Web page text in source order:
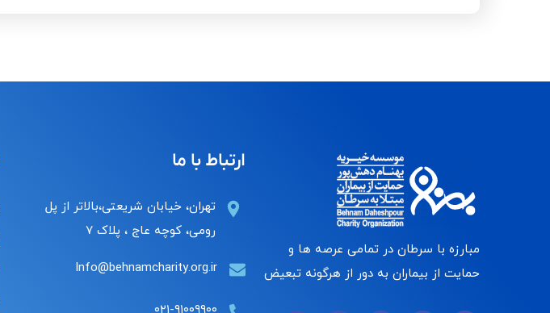
مبارزه با سرطان در تمامی عرصه ها و
حمایت از بیماران به دور از هرگونه تبعیض
ارتباط با ما
تهران، خیابان شریعتی،بالاتر از پل
رومی، کوچه عاج ، پلاک ۷
Info@behnamcharity.org.ir